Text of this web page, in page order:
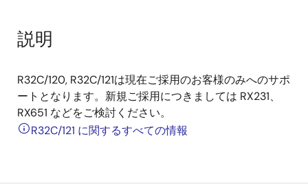
説明
R32C/120, R32C/121は現在ご採用のお客様のみへのサポ
ートとなります。新規ご採用につきましては RX231、
RX651 などをご検討ください。
R32C/121 に関するすべての情報